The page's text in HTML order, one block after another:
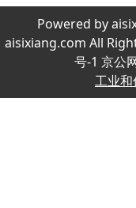
Powered by
aisixiang.com All
号-1 京公
工业